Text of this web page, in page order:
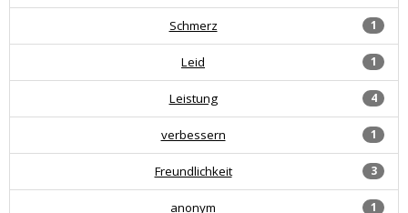
1
Schmerz
1
Leid
4
Leistung
1
verbessern
3
Freundlichkeit
1
anonym